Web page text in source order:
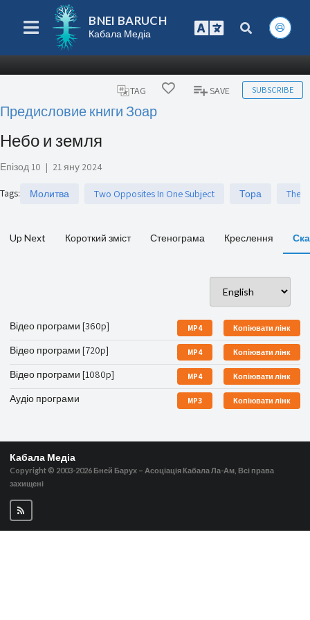
BNEI BARUCH
Кабала Медіа
TAG SAVE SUBSCRIBE
Предисловие книги Зоар
Небо и земля
Епізод 10 | 21 яну 2024
Tags: Молитва Two Opposites In One Subject Тора The
Up Next Короткий зміст Стенограма Креслення
Відео програми [360p] MP4 Копіювати лінк
Відео програми [720p] MP4 Копіювати лінк
Відео програми [1080p] MP4 Копіювати лінк
Аудіо програми MP3 Копіювати лінк
Кабала Медіа
Copyright © 2003-2026 Бней Барух – Асоціація Кабала Ла-Ам, Всі права
захищені